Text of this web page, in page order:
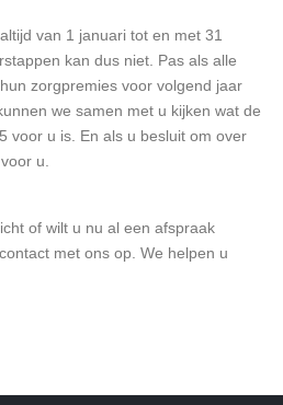
van 1 januari tot en met 31
kan dus niet. Pas als alle
zorgpremies voor volgend jaar
we samen met u kijken wat de
voor u is. En als u besluit om over
u.
of wilt u nu al een afspraak
met ons op. We helpen u